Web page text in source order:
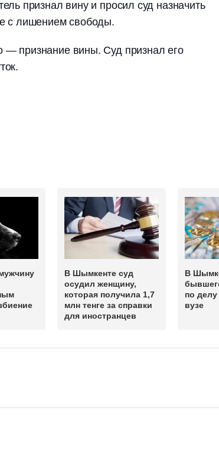
признал вину и просил суд назначить
с лишением свободы.
— признание вины. Суд признал его
В Шымкенте суд
осудил женщину,
которая получила 1,7
млн тенге за справки
для иностранцев
В
по
вузе